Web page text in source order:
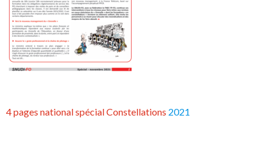
4 pages national spécial Constellations 2021